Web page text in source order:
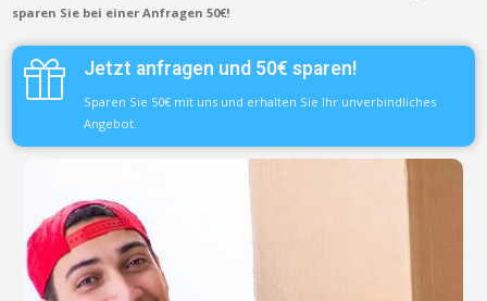
sparen Sie bei einer Anfragen 50€!
Jetzt anfragen und 50€ sparen!
Sparen Sie 50€ mit uns und erhalten Sie Ihr unverbindliches
Angebot.